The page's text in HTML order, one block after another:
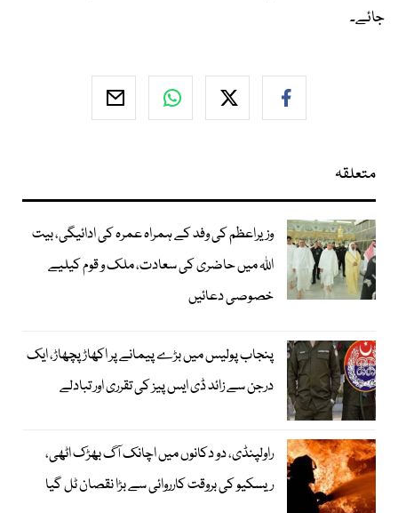
جائے۔
متعلقہ
وزیراعظم کی وفد کے ہمراہ عمرہ کی ادائیگی، بیت
اللہ میں حاضری کی سعادت، ملک و قوم کیلیے
خصوصی دعائیں
پنجاب پولیس میں بڑے پیمانے پر اکھاڑ پچھاڑ، ایک
درجن سے زائد ڈی ایس پیز کی تقرری اور تبادلے
راولپنڈی، دو دکانوں میں اچانک آگ بھڑک اٹھی،
ریسکیو کی بروقت کارروائی سے بڑا نقصان ٹل گیا